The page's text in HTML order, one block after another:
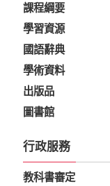
課程綱要
學習資源
國語辭典
學術資料
出版品
圖書館
行政服務
教科書審定